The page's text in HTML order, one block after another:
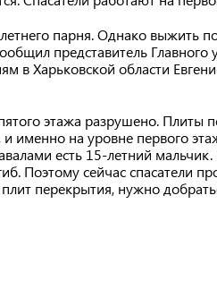
парня. Однако выжить
представитель
в Харьковской области
этажа разрушено. Плиты
и именно на уровне первого
есть 15-летний
Поэтому сейчас спасатели
перекрытия, нужно